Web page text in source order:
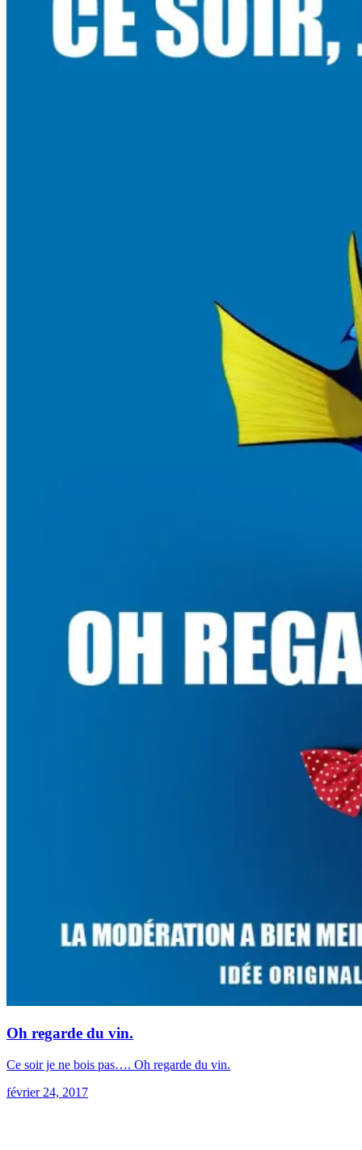
Oh regarde du vin.
Ce soir je ne bois pas…. Oh regarde du vin.
février 24, 2017